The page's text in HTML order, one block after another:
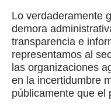
Lo verdaderamente
demora
transparencia e
representamos al
las organizaciones
en la incertidumbre
públicamente que el